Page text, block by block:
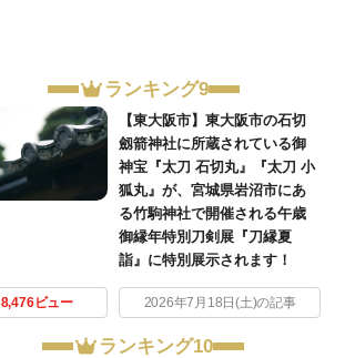
ランキング9
【東大阪市】東大阪市の石切
劔箭神社に所蔵されている御
神宝『太刀 石切丸』『太刀 小
狐丸』が、宮城県岩沼市にあ
る竹駒神社で開催される午歳
御縁年特別刀剣展『刀縁夏
詣』に特別展示されます！
8,476ビュー 2026年7月18日(土)の記事
ランキング10